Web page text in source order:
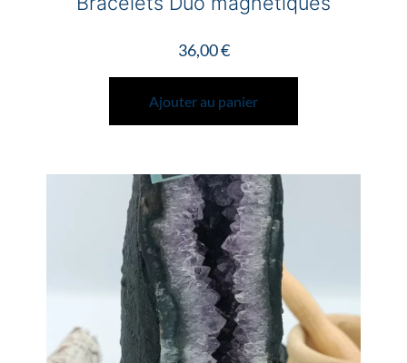
36,00€
Ajouter au panier